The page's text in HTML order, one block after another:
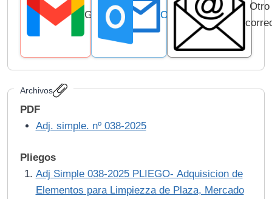
Gmail Outlook
Otro
Archivos
PDF
Adj. simple. nº 038-2025
Pliegos
Adj Simple 038-2025 PLIEGO- Adquisicion de
Elementos para Limpiezza de Plaza, Mercado